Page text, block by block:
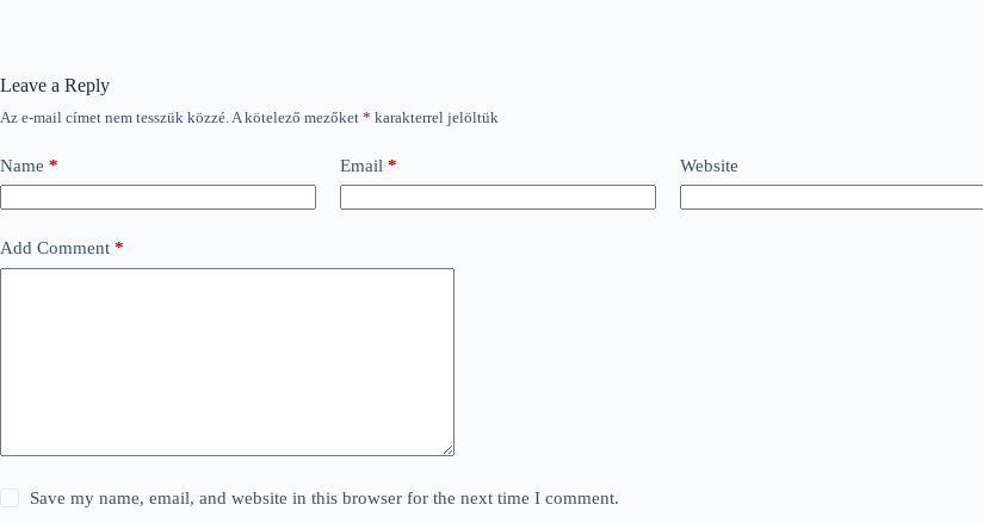
Leave a Reply
Az e-mail címet nem tesszük közzé. A kötelező mezőket * karakterrel jelöltük
Name * Email * Website
Add Comment *
Save my name, email, and website in this browser for the next time I comment.